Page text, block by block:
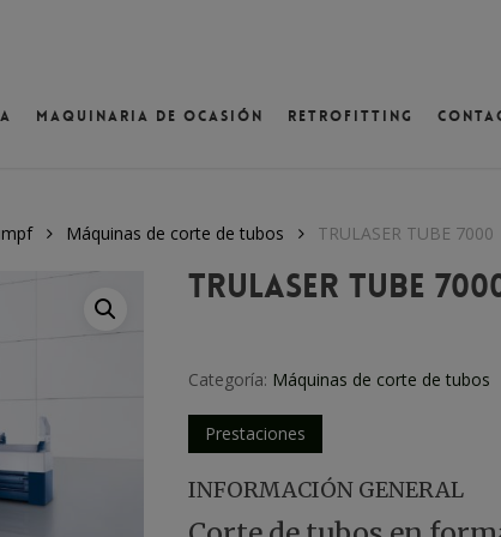
Maquinaria de ocasión Retrofitting
Máquinas de corte de tubos TRULASER TUBE 7000
TRULASER TUBE
Categoría: Máquinas de corte de tubos
Prestaciones
INFORMACIÓN GENERAL